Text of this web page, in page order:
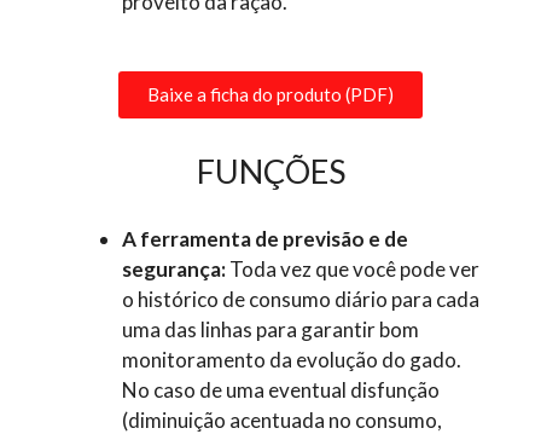
Baixe a ficha do produto (PDF)
FUNÇÕES
A ferramenta de previsão e de
segurança:Toda vez que você pode ver
o histórico de consumo diário para cada
uma das linhas para garantir bom
monitoramento da evolução do gado.
No caso de uma eventual disfunção
(diminuição acentuada no consumo,